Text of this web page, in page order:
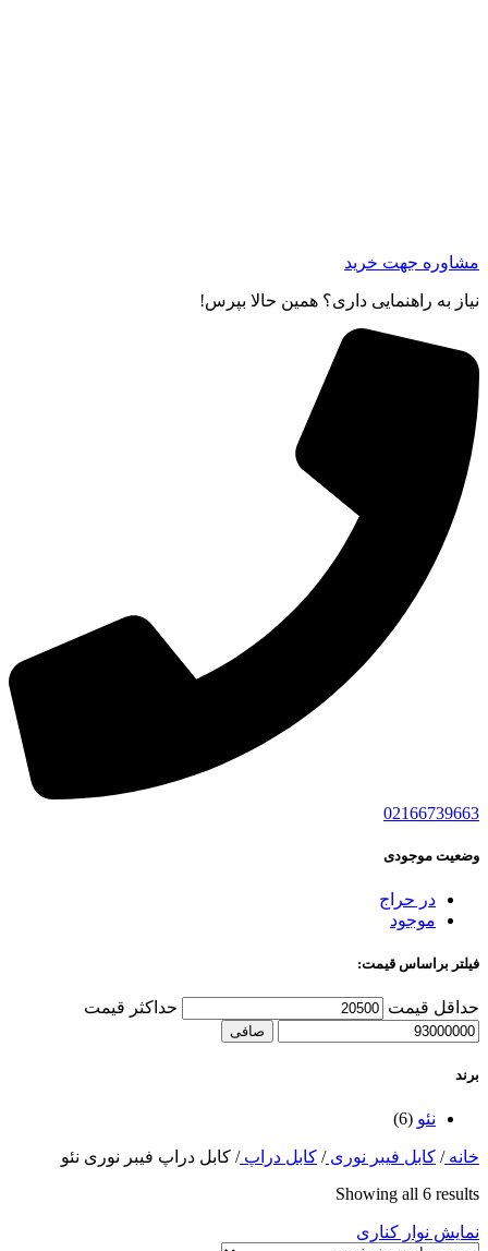
مشاوره جهت خرید
نیاز به راهنمایی داری؟ همین حالا بپرس!
02166739663
وضعیت موجودی
در حراج
موجود
فیلتر براساس قیمت:
حداقل قیمت حداكثر قيمت
صافی
برند
نئو (6)
خانه/ کابل فیبر نوری/ کابل دراپ/ کابل دراپ فیبر نوری نئو
Showing all 6 results
نمایش نوار کناری